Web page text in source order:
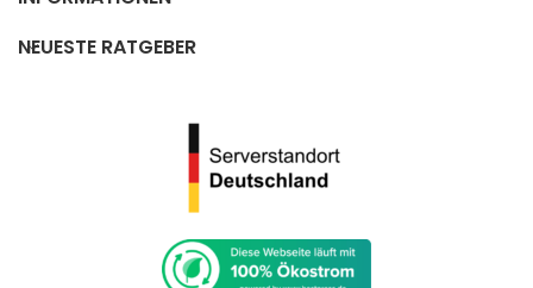
NEUESTE RATGEBER